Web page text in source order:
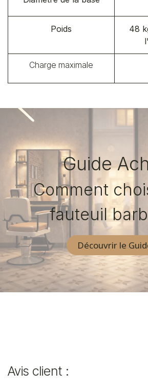
Poids
48
Charge maximale
Guide
Comment
fauteuil
Découvrir le
Avis client :